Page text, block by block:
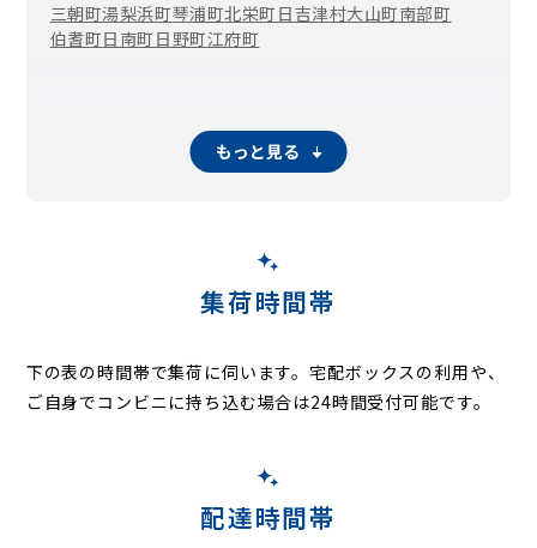
三朝町湯梨浜町琴浦町北栄町 日吉津村大山町南部町
伯耆町日南町 日野町江府町
もっと見る
集荷時間帯
下の表の時間帯で集荷に伺います。宅配ボックスの利用や、
ご自身でコンビニに持ち込む場合は24時間受付可能です。
配達時間帯